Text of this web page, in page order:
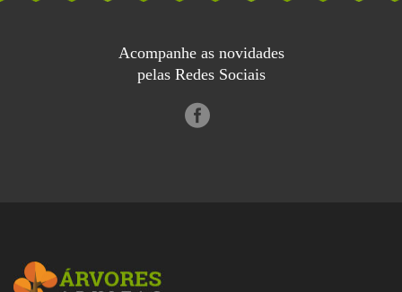
Acompanhe as novidades
pelas Redes Sociais